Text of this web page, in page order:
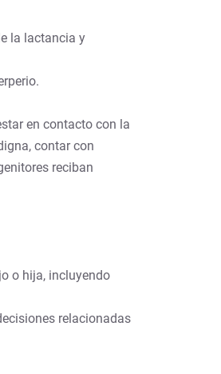
la lactancia y
en contacto con la
contar con
reciban
o hija, incluyendo
relacionadas